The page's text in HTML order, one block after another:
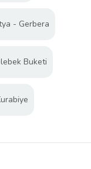
- Gerbera
Buketi